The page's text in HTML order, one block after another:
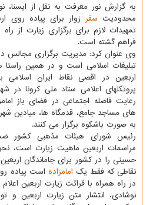
به گزارش نور معرفت به نقل از ایسنا،
محدودیت سفر زوار برای پیاده روی
تمهیدات لازم برای برگزاری زیارت از
فراهم گشته است.
وی عنوان کرد: مدیریت برگزاری مجالس
تبلیغات اسلامی است و در همین
اربعین در اقصی نقاط ایران اسلامی
پروتکلهای اعلامی ستاد ملی کرونا در
رعایت فاصله اجتماعی در فضای باز
های مساجد جامع، قدمگاه ها، میادین
به صورت باشکوه برگزار می کنند.
رئیس شورای هیئات مذهبی کشور
مراسمات اربعین ماهیت زیارت است،
حسینی را در کشور برای جاماندگان
نقاطی که فقط یک امامزاده است پیاده
در راه همراه با قرائت زیارت اربعین اعلام
نوشادی، انتشار متن زیارت اربعین و